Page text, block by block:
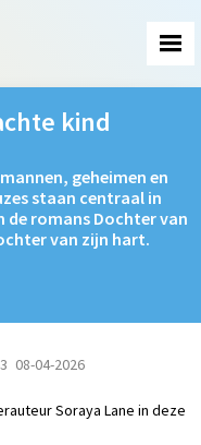
kind
geheimen en
staan centraal in
de romans Dochter van
van zijn hart.
08-04-2026
Soraya Lane in deze